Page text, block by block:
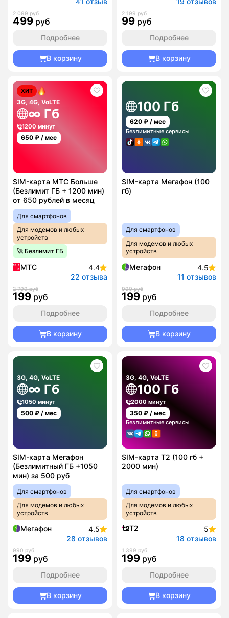
2 099 руб
499 руб
Подробнее
В корзину
2 199 руб
99 руб
Подробнее
В корзину
ХИТ
3G, 4G, VoLTE
∞ Гб
1200 минут
650 ₽ / мес
SIM-карта МТС Больше
(Безлимит ГБ + 1200 мин)
от 650 рублей в месяц
Для смартфонов
Для модемов и любых
устройств
🚀 Безлимит ГБ
МТС
4.4
22 отзыва
2 799 руб
199 руб
Подробнее
В корзину
100 Гб
620 ₽ / мес
Безлимитные сервисы
SIM-карта Мегафон (100
гб)
Для смартфонов
Для модемов и любых
устройств
Мегафон
4.5
11 отзывов
990 руб
199 руб
Подробнее
В корзину
3G, 4G, VoLTE
∞ Гб
1050 минут
500 ₽ / мес
SIM-карта Мегафон
(Безлимитный ГБ +1050
мин) за 500 руб
Для смартфонов
Для модемов и любых
устройств
Мегафон
4.5
28 отзывов
990 руб
199 руб
Подробнее
В корзину
3G, 4G, VoLTE
100 Гб
2000 минут
350 ₽ / мес
Безлимитные сервисы
SIM-карта T2 (100 гб +
2000 мин)
Для смартфонов
Для модемов и любых
устройств
T2
5
18 отзывов
1 399 руб
199 руб
Подробнее
В корзину